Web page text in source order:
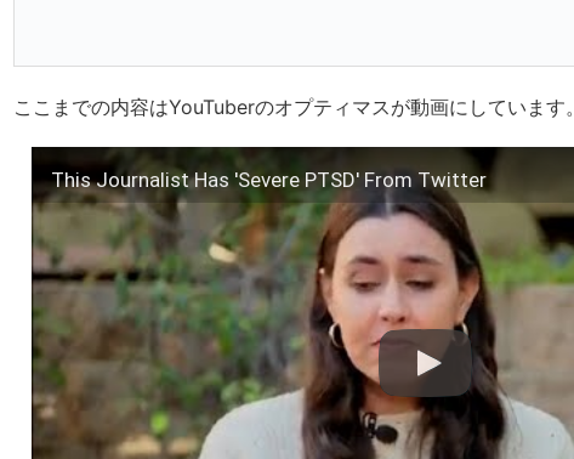
ここまでの内容はYouTuberのオプティマスが動画にしています。
This Journalist Has 'Severe PTSD' From Twitter